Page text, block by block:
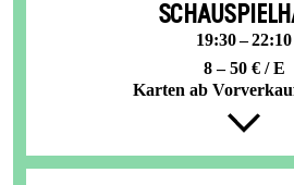
19:30 – 22:10
8 – 50 € / E
Karten ab